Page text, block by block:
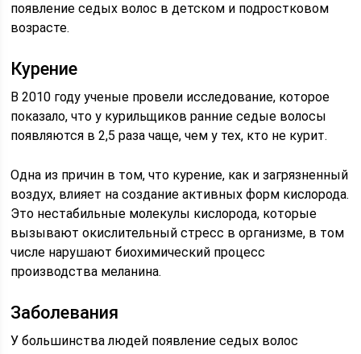
появление седых волос в детском и подростковом
возрасте.
Курение
В 2010 году ученые провели исследование, которое
показало, что у курильщиков ранние седые волосы
появляются в 2,5 раза чаще, чем у тех, кто не курит.
Одна из причин в том, что курение, как и загрязненный
воздух, влияет на создание активных форм кислорода.
Это нестабильные молекулы кислорода, которые
вызывают окислительный стресс в организме, в том
числе нарушают биохимический процесс
производства меланина.
Заболевания
У большинства людей появление седых волос